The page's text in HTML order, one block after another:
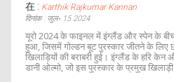
在 : Karthik Rajkumar Kannan
दिनांक : जुल॰ 15 2024
यूरो 2024 के फाइनल में इंग्लैंड और स्पेन के
हुआ, जिसमें गोल्डन बूट पुरस्कार जीतने के लिए
खिलाड़ियों की बराबरी हुई। इंग्लैंड के हरि केन
डानी ओल्मो, जो इस पुरस्कार के प्रमुख